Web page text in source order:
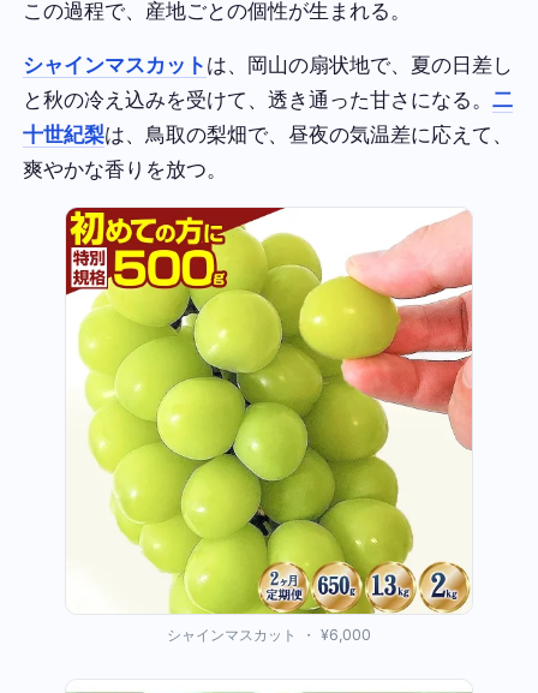
この過程で、産地ごとの個性が生まれる。
シャインマスカット は、岡山の扇状地で、夏の日差し
と秋の冷え込みを受けて、透き通った甘さになる。二
十世紀梨は、鳥取の梨畑で、昼夜の気温差に応えて、
爽やかな香りを放つ。
シャインマスカット ・ ¥6,000